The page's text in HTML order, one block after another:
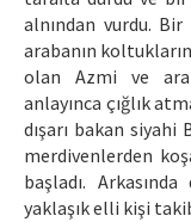
alnından vurdu.
arabanın
olan Azmi ve
anlayınca çığlık
dışarı bakan
merdivenlerden
başladı.
yaklaşık elli kişi